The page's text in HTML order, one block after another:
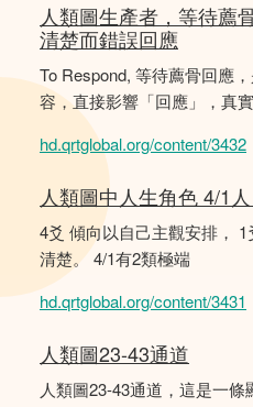
人類圖生產者，等待薦
清楚而錯誤回應
To Respond, 等待薦骨回應
容，直接影響「回應」，真實
hd.qrtglobal.org/content/3432
人類圖中人生角色 4/1
4爻 傾向以自己主觀安排，
清楚。 4/1有2類極端
hd.qrtglobal.org/content/3431
人類圖23-43通道
人類圖23-43通道，這是一